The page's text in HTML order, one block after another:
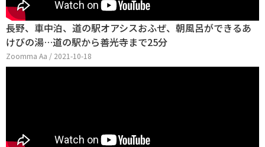
長野、車中泊、道の駅オアシスおふぜ、朝風呂ができるあ
けびの湯…道の駅から善光寺まで25分
Zoomma Aa / 2021-10-18